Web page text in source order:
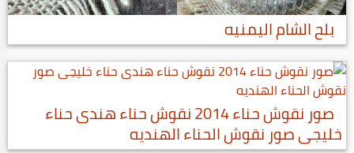
بلح الشام اليمنيه
صور نقوش حناء 2014 نقوش حناء هندى حناء
خليجى صور نقوش الحناء الهنديه